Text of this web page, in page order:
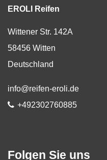
EROLI Reifen
Wittener Str. 142A
58456 Witten
Deutschland
E-Mail:
info@reifen-eroli.de
Telefon:
+492302760885
Folgen Sie uns